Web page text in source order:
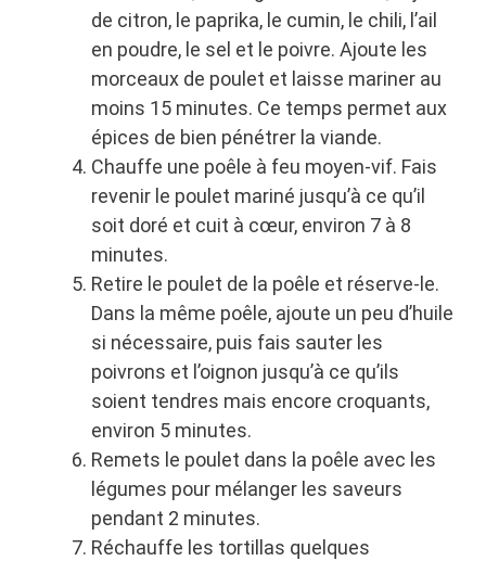
de citron, le paprika, le cumin, le chili, l’ail
en poudre, le sel et le poivre. Ajoute les
morceaux de poulet et laisse mariner au
moins 15 minutes. Ce temps permet aux
épices de bien pénétrer la viande.
Chauffe une poêle à feu moyen-vif. Fais
revenir le poulet mariné jusqu’à ce qu’il
soit doré et cuit à cœur, environ 7 à 8
minutes.
Retire le poulet de la poêle et réserve-le.
Dans la même poêle, ajoute un peu d’huile
si nécessaire, puis fais sauter les
poivrons et l’oignon jusqu’à ce qu’ils
soient tendres mais encore croquants,
environ 5 minutes.
Remets le poulet dans la poêle avec les
légumes pour mélanger les saveurs
pendant 2 minutes.
Réchauffe les tortillas quelques